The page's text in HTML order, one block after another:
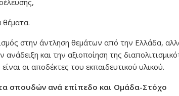
θέματα.
στην άντληση θεμάτων από την Ελλάδα,
ανάδειξη και την αξιοποίηση της
οι αποδέκτες του εκπαιδευτικού υλικού.
σπουδών ανά επίπεδο και Ομάδα-Στόχο